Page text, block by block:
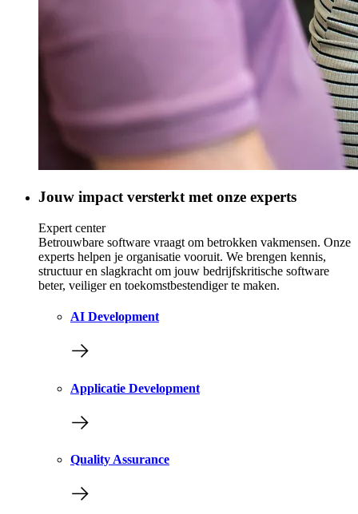
Jouw impact versterkt met onze experts
Expert center
Betrouwbare software vraagt om betrokken vakmensen. Onze
experts helpen je organisatie vooruit. We brengen kennis,
structuur en slagkracht om jouw bedrijfskritische software
beter, veiliger en toekomstbestendiger te maken.
AI Development
Applicatie Development
Quality Assurance